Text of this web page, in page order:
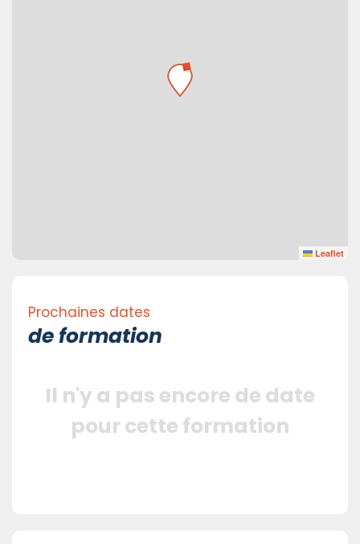
Leaflet
Prochaines dates
de formation
Il n'y a pas encore de date
pour cette formation